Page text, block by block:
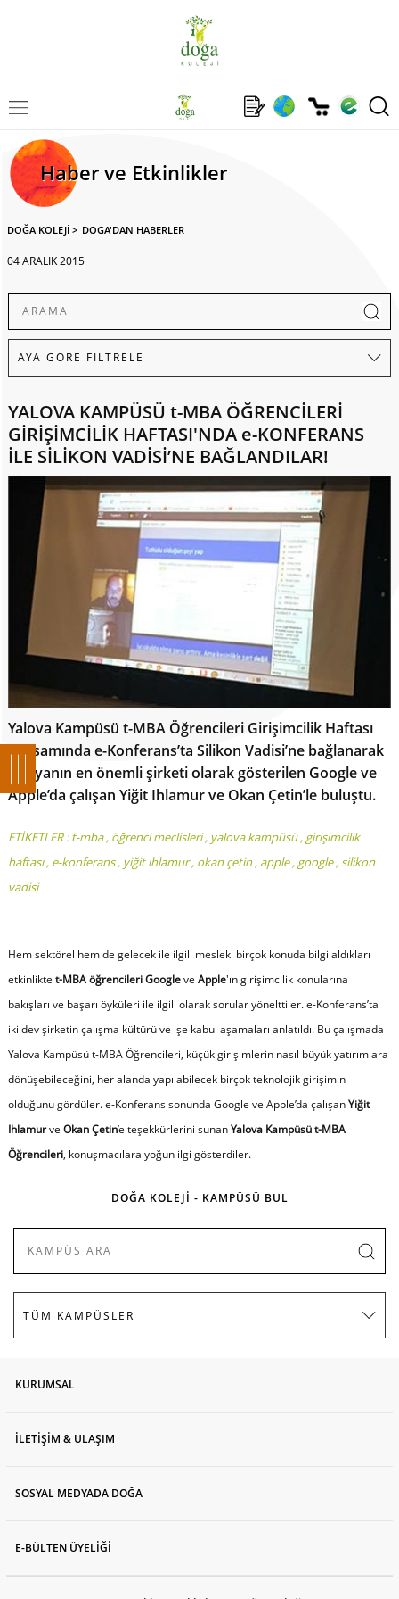
Haber ve Etkinlikler
DOĞA KOLEJİ > DOGA'DAN HABERLER
04 ARALIK 2015
YALOVA KAMPÜSÜ t-MBA ÖĞRENCİLERİ
GİRİŞİMCİLİK HAFTASI'NDA e-KONFERANS
İLE SİLİKON VADİSİ’NE BAĞLANDILAR!
Yalova Kampüsü t-MBA Öğrencileri Girişimcilik Haftası
kapsamında e-Konferans’ta Silikon Vadisi’ne bağlanarak
dünyanın en önemli şirketi olarak gösterilen Google ve
Apple’da çalışan Yiğit Ihlamur ve Okan Çetin’le buluştu.
ETİKETLER :t-mba, öğrenci meclisleri, yalova kampüsü, girişimcilik
haftası, e-konferans, yiğit ıhlamur, okan çetin, apple, google,silikon
vadisi
Hem sektörel hem de gelecek ile ilgili mesleki birçok konuda bilgi aldıkları
etkinlikte t-MBA öğrencileriGoogleve Apple'ın girişimcilik konularına
bakışları ve başarı öyküleri ile ilgili olarak sorular yönelttiler. e-Konferans’ta
iki dev şirketin çalışma kültürü ve işe kabul aşamaları anlatıldı. Bu çalışmada
Yalova Kampüsü t-MBA Öğrencileri, küçük girişimlerin nasıl büyük yatırımlara
dönüşebileceğini, her alanda yapılabilecek birçok teknolojik girişimin
olduğunu gördüler. e-Konferans sonunda Google ve Apple’da çalışanYiğit
Ihlamurve Okan Çetin’e teşekkürlerini sunanYalova Kampüsü t-MBA
Öğrencileri, konuşmacılara yoğun ilgi gösterdiler.
DOĞA KOLEJİ - KAMPÜSÜ BUL
KURUMSAL
İLETİŞİM & ULAŞIM
SOSYAL MEDYADA DOĞA
E-BÜLTEN ÜYELİĞİ